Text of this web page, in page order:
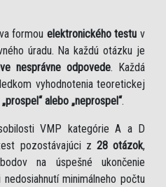
formou elektronického testu v
úradu. Na každú otázku je
nesprávne odpovede. Každá
vyhodnotenia teoretickej
„prospel“ alebo „neprospel“.
VMP kategórie A a D
pozostávajúci z 28 otázok,
na úspešné ukončenie
minimálneho počtu